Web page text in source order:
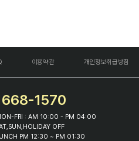
이용약관 개인정보취급방침
1570
FRI : AM 10:00 - PM 04:00
OFF
PM 12:30 ~ PM 01:30